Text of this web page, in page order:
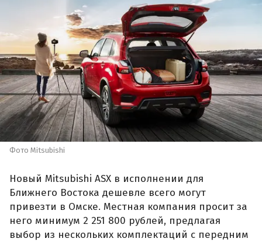
Фото Mitsubishi
Новый Mitsubishi ASX в исполнении для
Ближнего Востока дешевле всего могут
привезти в Омске. Местная компания просит за
него минимум 2 251 800 рублей, предлагая
выбор из нескольких комплектаций с передним